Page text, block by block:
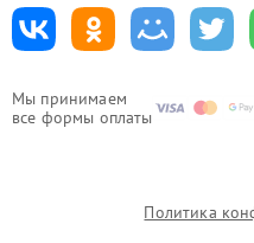
Мы принимаем
все формы оплаты
Политика